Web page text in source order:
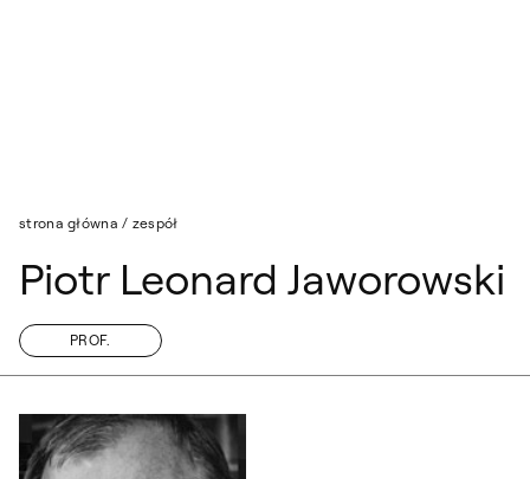
strona główna / zespół
Piotr Leonard Jaworowski
PROF.